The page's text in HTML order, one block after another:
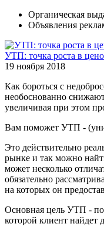
Органическая
Объявления
УТП: точка роста в
19 ноября 2018
Как бороться с
необоснованно
увеличивая при этом
Вам поможет УТП -
Это действительно
рынке и так можно
может несколько
обязательно
на которых он
Основная цель УТП -
которой клиент найдет